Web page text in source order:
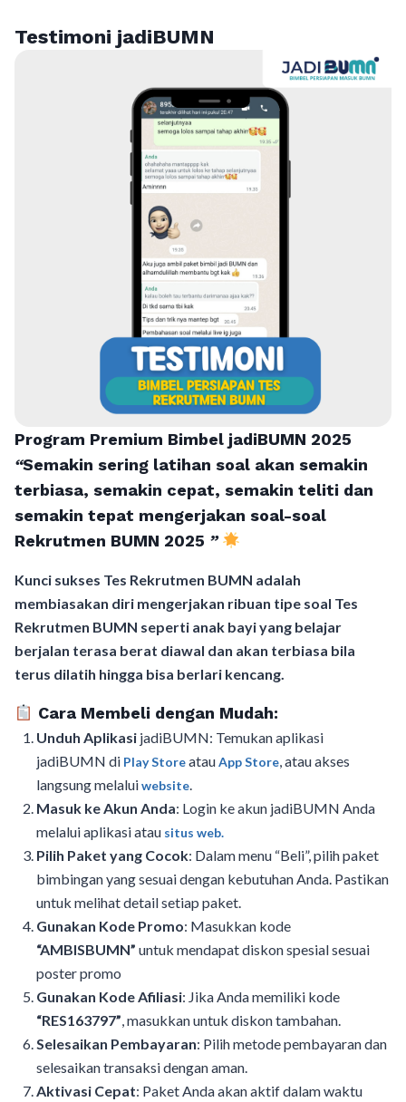
Testimoni jadiBUMN
Program Premium Bimbel jadiBUMN 2025
“Semakin sering latihan soal akan semakin
terbiasa, semakin cepat, semakin teliti dan
semakin tepat mengerjakan soal-soal
Rekrutmen BUMN 2025 ”
Kunci sukses Tes Rekrutmen BUMN adalah
membiasakan diri mengerjakan ribuan tipe soal Tes
Rekrutmen BUMN seperti anak bayi yang belajar
berjalan terasa berat diawal dan akan terbiasa bila
terus dilatih hingga bisa berlari kencang.
Cara Membeli dengan Mudah:
Unduh Aplikasi jadiBUMN: Temukan aplikasi
jadiBUMN di Play StoreatauApp Store, atau akses
langsung melaluiwebsite.
Masuk ke Akun Anda: Login ke akun jadiBUMN Anda
melalui aplikasi atau situs web.
Pilih Paket yang Cocok: Dalam menu “Beli”, pilih paket
bimbingan yang sesuai dengan kebutuhan Anda. Pastikan
untuk melihat detail setiap paket.
Gunakan Kode Promo: Masukkan kode
“AMBISBUMN” untuk mendapat diskon spesial sesuai
poster promo
Gunakan Kode Afiliasi: Jika Anda memiliki kode
“RES163797”, masukkan untuk diskon tambahan.
Selesaikan Pembayaran: Pilih metode pembayaran dan
selesaikan transaksi dengan aman.
Aktivasi Cepat: Paket Anda akan aktif dalam waktu